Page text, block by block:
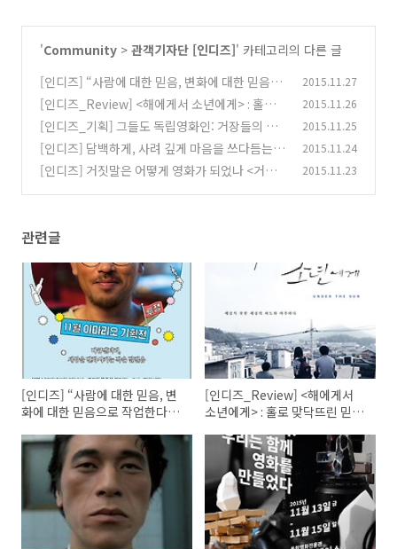
'Community > 관객기자단 [인디즈]' 카테고리의 다른 글
[인디즈] “사람에 대한 믿음, 변화에 대한 믿음으
로 작업한다” 한국의 다큐멘터리 감독들 - 이마리
오 기획전 대담 기록
(0)
2015.11.27
[인디즈_Review] <해에게서 소년에게> : 홀로
맞닥뜨린 믿음의 허상 (0)
2015.11.26
[인디즈_기획] 그들도 독립영화인: 거장들의 독
립영화 (0)
2015.11.25
[인디즈] 담백하게, 사려 깊게 마음을 쓰다듬는
'필름 투게더 - 연필로 명상하기' 인디토크(GV)
2015.11.24
[인디즈] 거짓말은 어떻게 영화가 되었나 <거짓
2015.11.23
관련글
[인디즈] “사람에 대한 믿음, 변
화에 대한 믿음으로 작업한다”
마리오 기획전 대담 기록
[인디즈_Review] <해에게서
소년에게> : 홀로 맞닥뜨린 믿음